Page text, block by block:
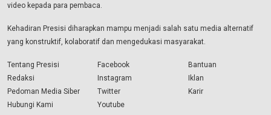
video kepada para pembaca.
Kehadiran Presisi diharapkan mampu menjadi salah satu media alternatif
yang konstruktif, kolaboratif dan mengedukasi masyarakat.
Tentang Presisi
Redaksi
Pedoman Media Siber
Hubungi Kami
Facebook
Instagram
Twitter
Youtube
Bantuan
Iklan
Karir